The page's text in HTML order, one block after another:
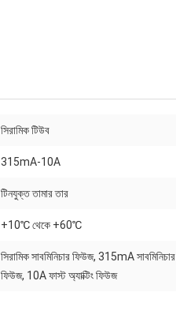
সিরামিক টিউব
315mA-10A
টিনযুক্ত তামার তার
+10℃ থেকে +60℃
সিরামিক সাবমিনিচার ফিউজ, 315mA সাবমিনিচার
ফিউজ, 10A ফাস্ট অ্যাক্টিং ফিউজ